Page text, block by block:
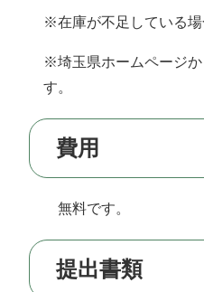
※在庫が不足している場
※埼玉県ホームページか
す。
費用
無料です。
提出書類